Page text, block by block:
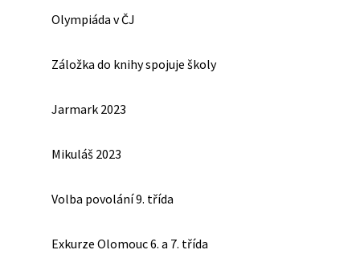
Olympiáda v ČJ
Záložka do knihy spojuje školy
Jarmark 2023
Mikuláš 2023
Volba povolání 9. třída
Exkurze Olomouc 6. a 7. třída